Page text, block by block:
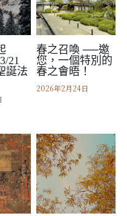
！
21
誕法
春之召喚 ──邀
您，一個特別的
春之會晤！
2026年2月24日
二期
首期
三期
四期